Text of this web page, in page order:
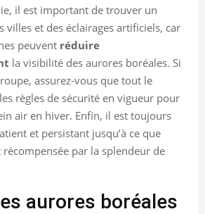
il est important de trouver un
villes et des éclairages artificiels, car
peuvent réduire
la visibilité des aurores boréales. Si
assurez-vous que tout le
règles de sécurité en vigueur pour
air en hiver. Enfin, il est toujours
et persistant jusqu’à ce que
par la splendeur de
aurores boréales